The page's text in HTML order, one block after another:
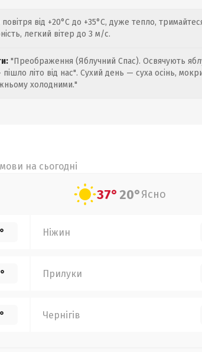
від +20°C до +35°C, дуже тепло,
легкий вітер до 3 м/с.
"Преображення (Яблучний Спас). Освячують
літо від нас". Сухий день — суха осінь,
холодними."
на сьогодні
37°20°Ясно
Ніжин
Прилуки
Чернігів